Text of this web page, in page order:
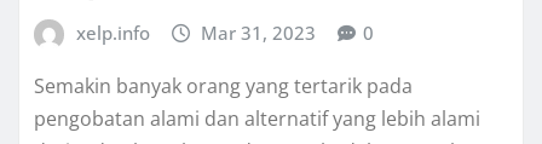
xelp.info Mar 31, 2023 0
Semakin banyak orang yang tertarik pada
pengobatan alami dan alternatif yang lebih alami